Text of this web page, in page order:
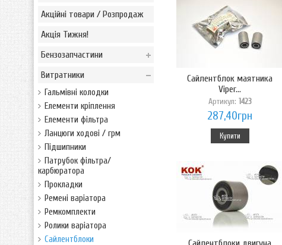
Акційні товари / Розпродаж
Акція Тижня!
Бензозапчастини
Витратники
Гальмівні колодки
Елементи кріплення
Елементи фільтра
Ланцюги ходові / грм
Підшипники
Патрубок фільтра/
карбюратора
Прокладки
Ремені варіатора
Ремкомплекти
Ролики варіатора
Сайлентблоки
Сайлентблок маятника
Viper...
Артикул: 1423
287,40грн
Купити